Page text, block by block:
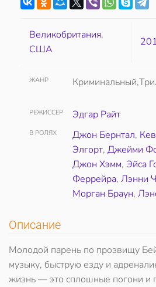
Великобритания,
США
ЖАНР
РЕЖИССЕР Эдгар Райт
В РОЛЯХ Джон Бернтал,
Элгорт, Джейми
Джон Хэмм, Эйса
Феррейра, Лэнни
Морган Браун,
Описание
Молодой парень по прозвищу
музыку, быструю езду и
жизнь — это сплошные погони и